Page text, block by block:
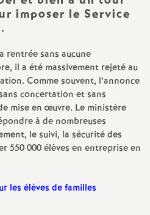
a
l
d
e
s
E
imposer le Service
rentrée sans aucune
il a été massivement rejeté au
Comme souvent, l’annonce
concertation et sans
mise en œuvre. Le ministère
à de nombreuses
le suivi, la sécurité des
550 000 élèves en entreprise en
les élèves de familles